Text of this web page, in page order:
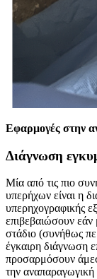
Εφαρμογές στην
Διάγνωση
Μία από τις πιο
υπερήχων είναι η
υπερηχογραφικής
επιβεβαιώσουν εάν
στάδιο (συνήθως
έγκαιρη διάγνωση
προσαρμόσουν
την αναπαραγωγική